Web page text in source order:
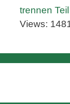
trennen
Views: